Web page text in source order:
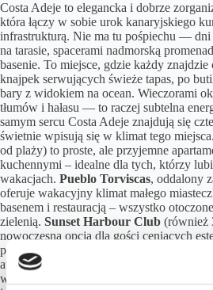
Costa Adeje to elegancka i dobrze
która łączy w sobie urok kanaryjskiego
infrastrukturą. Nie ma tu pośpiechu — dni
na tarasie, spacerami nadmorską
basenie. To miejsce, gdzie każdy
knajpek serwujących świeże tapas, po
bary z widokiem na ocean. Wieczorami
tłumów i hałasu — to raczej subtelna
samym sercu Costa Adeje znajdują się
świetnie wpisują się w klimat tego miejsca.
od plaży) to proste, ale przyjemne
kuchennymi – idealne dla tych, którzy
wakacjach. Pueblo Torviscas, oddalony
oferuje wakacyjny klimat małego
basenem i restauracją – wszystko
zielenią. Sunset Harbour Club (również
nowoczesna opcja dla gości ceniących
przestronnymi pokojami, basenem i
atrakcji.
wyróżnia się większą przestrzenią, dużym